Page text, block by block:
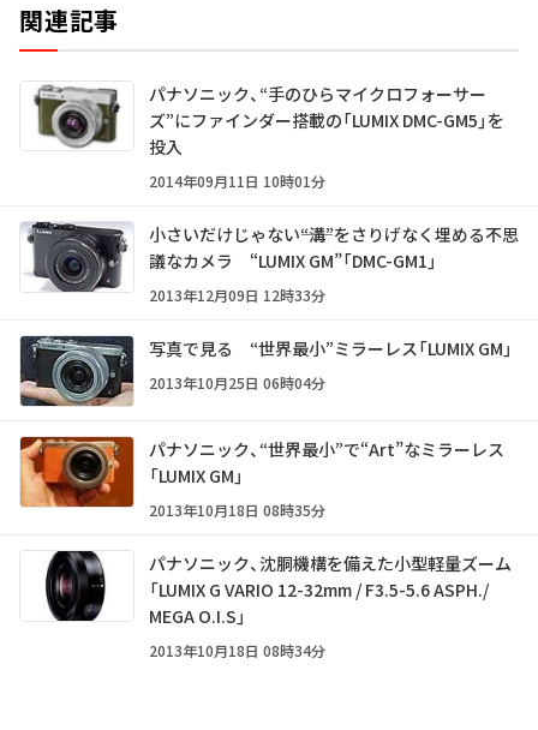
関連記事
パナソニック、“手のひらマイクロフォーサー
ズ”にファインダー搭載の「LUMIX DMC-GM5」を
投入
2014年09月11日 10時01分
小さいだけじゃない――“溝”をさりげなく埋める不思
議なカメラ “LUMIX GM”「DMC-GM1」
2013年12月09日 12時33分
写真で見る “世界最小”ミラーレス「LUMIX GM」
2013年10月25日 06時04分
パナソニック、“世界最小”で“Art”なミラーレス
「LUMIX GM」
2013年10月18日 08時35分
パナソニック、沈胴機構を備えた小型軽量ズーム
「LUMIX G VARIO 12-32mm / F3.5-5.6 ASPH./
MEGA O.I.S」
2013年10月18日 08時34分